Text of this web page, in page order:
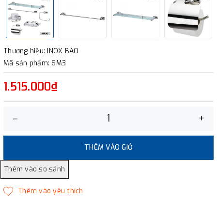
Thương hiệu: INOX BAO
Mã sản phẩm: 6M3
1.515.000₫
– +
THÊM VÀO GIỎ